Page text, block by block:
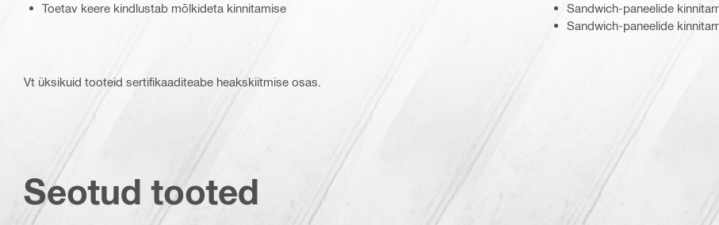
Toetav keere kindlustab mõlkideta kinnitamise
Sandwich-paneelide
Sandwich-paneelide
Vt üksikuid tooteid sertifikaaditeabe heakskiitmise osas.
Seotud tooted